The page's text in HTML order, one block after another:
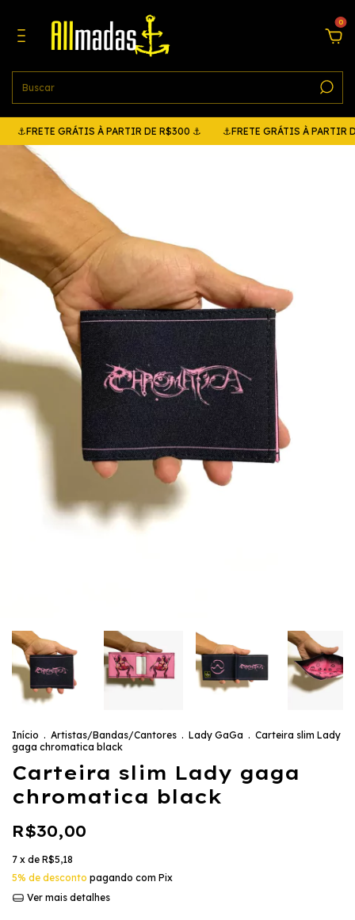
0
GRÁTIS À PARTIR DE R$300 ⚓ ⚓FRETE GRÁTIS À PARTIR DE
Início . Artistas/Bandas/Cantores . Lady GaGa . Carteira slim Lady
gaga chromatica black
Carteira slim Lady gaga
chromatica black
R$30,00
7 x de R$5,18
5% de desconto pagando com Pix
Ver mais detalhes